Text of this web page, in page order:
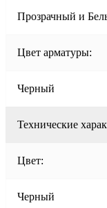
Прозрачный и
Цвет арматуры:
Черный
Технические
Цвет:
Черный